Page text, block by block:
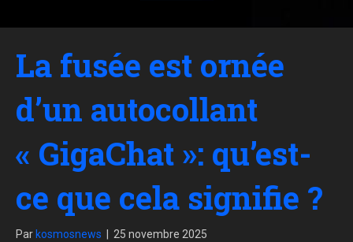
La fusée est ornée
d’un autocollant
« GigaChat »: qu’est-
ce que cela signifie ?
Par kosmosnews 25 novembre 2025